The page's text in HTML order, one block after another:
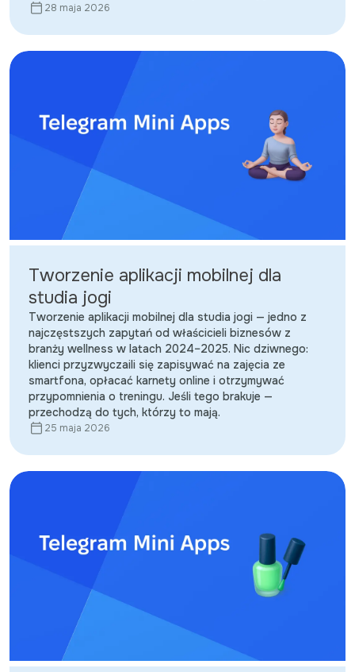
28 maja 2026
Tworzenie aplikacji mobilnej dla
studia jogi
Tworzenie aplikacji mobilnej dla studia jogi — jedno z
najczęstszych zapytań od właścicieli biznesów z
branży wellness w latach 2024–2025. Nic dziwnego:
klienci przyzwyczaili się zapisywać na zajęcia ze
smartfona, opłacać karnety online i otrzymywać
przypomnienia o treningu. Jeśli tego brakuje —
przechodzą do tych, którzy to mają.
25 maja 2026